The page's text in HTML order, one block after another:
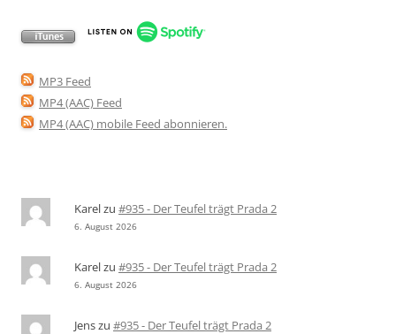
MP3 Feed
MP4 (AAC) Feed
MP4 (AAC) mobile Feed abonnieren.
Karelzu #935 - Der Teufel trägt Prada 2
6. August 2026
Karelzu #935 - Der Teufel trägt Prada 2
6. August 2026
Jenszu #935 - Der Teufel trägt Prada 2